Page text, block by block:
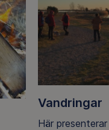
Vandringar
Här